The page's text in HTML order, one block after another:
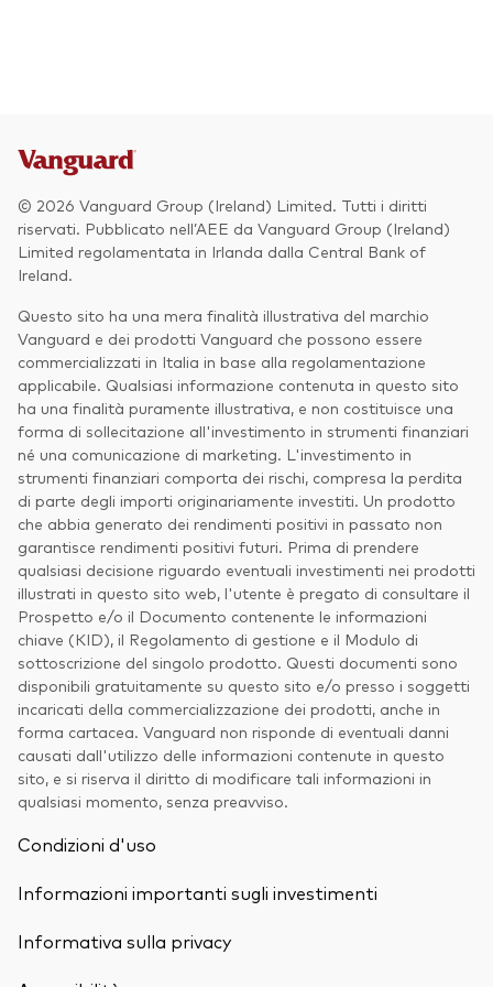
Attiva
Passiva
Documenti importanti
Investi con Vanguard
Prevenzione delle frodi
© 2026 Vanguard Group (Ireland) Limited. Tutti i diritti
riservati. Pubblicato nell’AEE da Vanguard Group (Ireland)
Limited regolamentata in Irlanda dalla Central Bank of
Ireland.
Questo sito ha una mera finalità illustrativa del marchio
Vanguard e dei prodotti Vanguard che possono essere
commercializzati in Italia in base alla regolamentazione
applicabile. Qualsiasi informazione contenuta in questo sito
ha una finalità puramente illustrativa, e non costituisce una
forma di sollecitazione all'investimento in strumenti finanziari
né una comunicazione di marketing. L'investimento in
strumenti finanziari comporta dei rischi, compresa la perdita
di parte degli importi originariamente investiti. Un prodotto
che abbia generato dei rendimenti positivi in passato non
garantisce rendimenti positivi futuri. Prima di prendere
qualsiasi decisione riguardo eventuali investimenti nei prodotti
illustrati in questo sito web, l'utente è pregato di consultare il
Prospetto e/o il Documento contenente le informazioni
chiave (KID), il Regolamento di gestione e il Modulo di
sottoscrizione del singolo prodotto. Questi documenti sono
disponibili gratuitamente su questo sito e/o presso i soggetti
incaricati della commercializzazione dei prodotti, anche in
forma cartacea. Vanguard non risponde di eventuali danni
causati dall'utilizzo delle informazioni contenute in questo
sito, e si riserva il diritto di modificare tali informazioni in
qualsiasi momento, senza preavviso.
Condizioni d'uso
Informazioni importanti sugli investimenti
Informativa sulla privacy